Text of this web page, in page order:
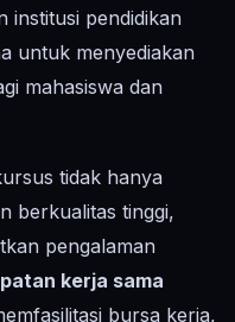
institusi pendidikan
untuk menyediakan
mahasiswa dan
tidak hanya
berkualitas tinggi,
pengalaman
kerja sama
bursa kerja,